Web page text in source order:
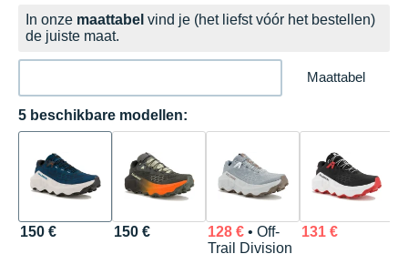
In onze maattabel vind je (het liefst vóór het bestellen)
de juiste maat.
Maattabel
5 beschikbare modellen:
150 € 150 € 128 €• Off-
Trail Division
131 €